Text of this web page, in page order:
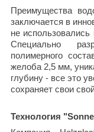
Преимущества
заключается в
не
Специально
полимерного
желоба 2,5 мм,
глубину - все это
сохраняет свои
Технология